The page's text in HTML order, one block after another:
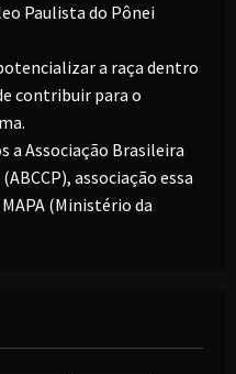
Paulista do Pônei
a raça dentro
contribuir para o
a Associação Brasileira
associação essa
(Ministério da